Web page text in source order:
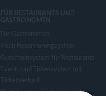
FÜR RESTAURANTS UND
GASTRONOMEN
Für Gastronomen
Tisch Reservierungsystem
Gutscheinsystem für Restaurants
Event- und Ticketsystem mit
Ticketverkauf
Bestellsystem Lieferung und